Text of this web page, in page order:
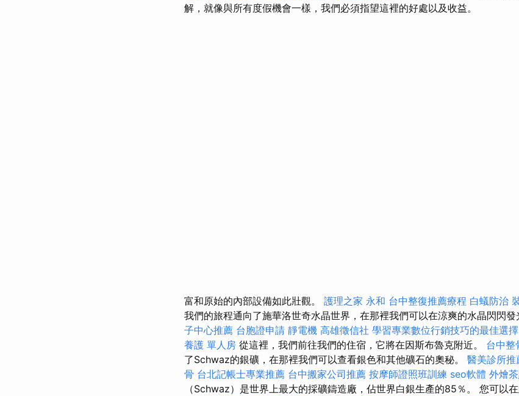
解，就像與所有度假機會一樣，我們必須指望這裡的好處以及收益。
富和原始的內部設備如此壯觀。 護理之家 永和 台中整復推薦療程 白蟻防治
我們的旅程通向了施華洛世奇水晶世界，在那裡我們可以在涼爽的水晶閃閃發
子中心推薦 台胞證申請 靜電機 高雄徵信社 學習專業數位行銷技巧的最佳選擇
養護 單人房 從這裡，我們前往我們的住宿，它將在因斯布魯克附近。 台中整
了Schwaz的銀礦，在那裡我們可以查看銀色和其他礦石的奧秘。 醫美診所推
骨 台北記帳士專業推薦 台中搬家公司推薦 按摩師證照班訓練 seo軟體 外燴
（Schwaz）是世界上最大的採礦鑄造廠，佔世界白銀生產的85％。 您可以